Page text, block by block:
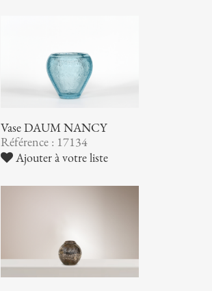
Vase DAUM NANCY
Référence : 17134
Ajouter à votre liste